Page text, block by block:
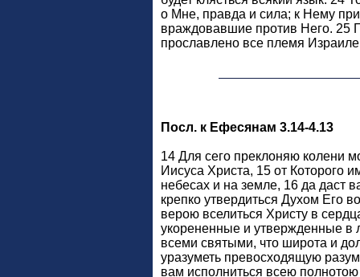
о Мне, правда и сила; к Нему
враждовавшие против Него. 25
прославлено все племя
Посл. к Ефесянам 3.14-4.13
14 Для сего преклоняю колени
Иисуса Христа, 15 от Которого
небесах и на земле, 16 да даст
крепко утвердиться Духом Его
верою вселиться Христу в
укорененные и утвержденные в
всеми святыми, что широта и
уразуметь превосходящую
вам исполниться всею